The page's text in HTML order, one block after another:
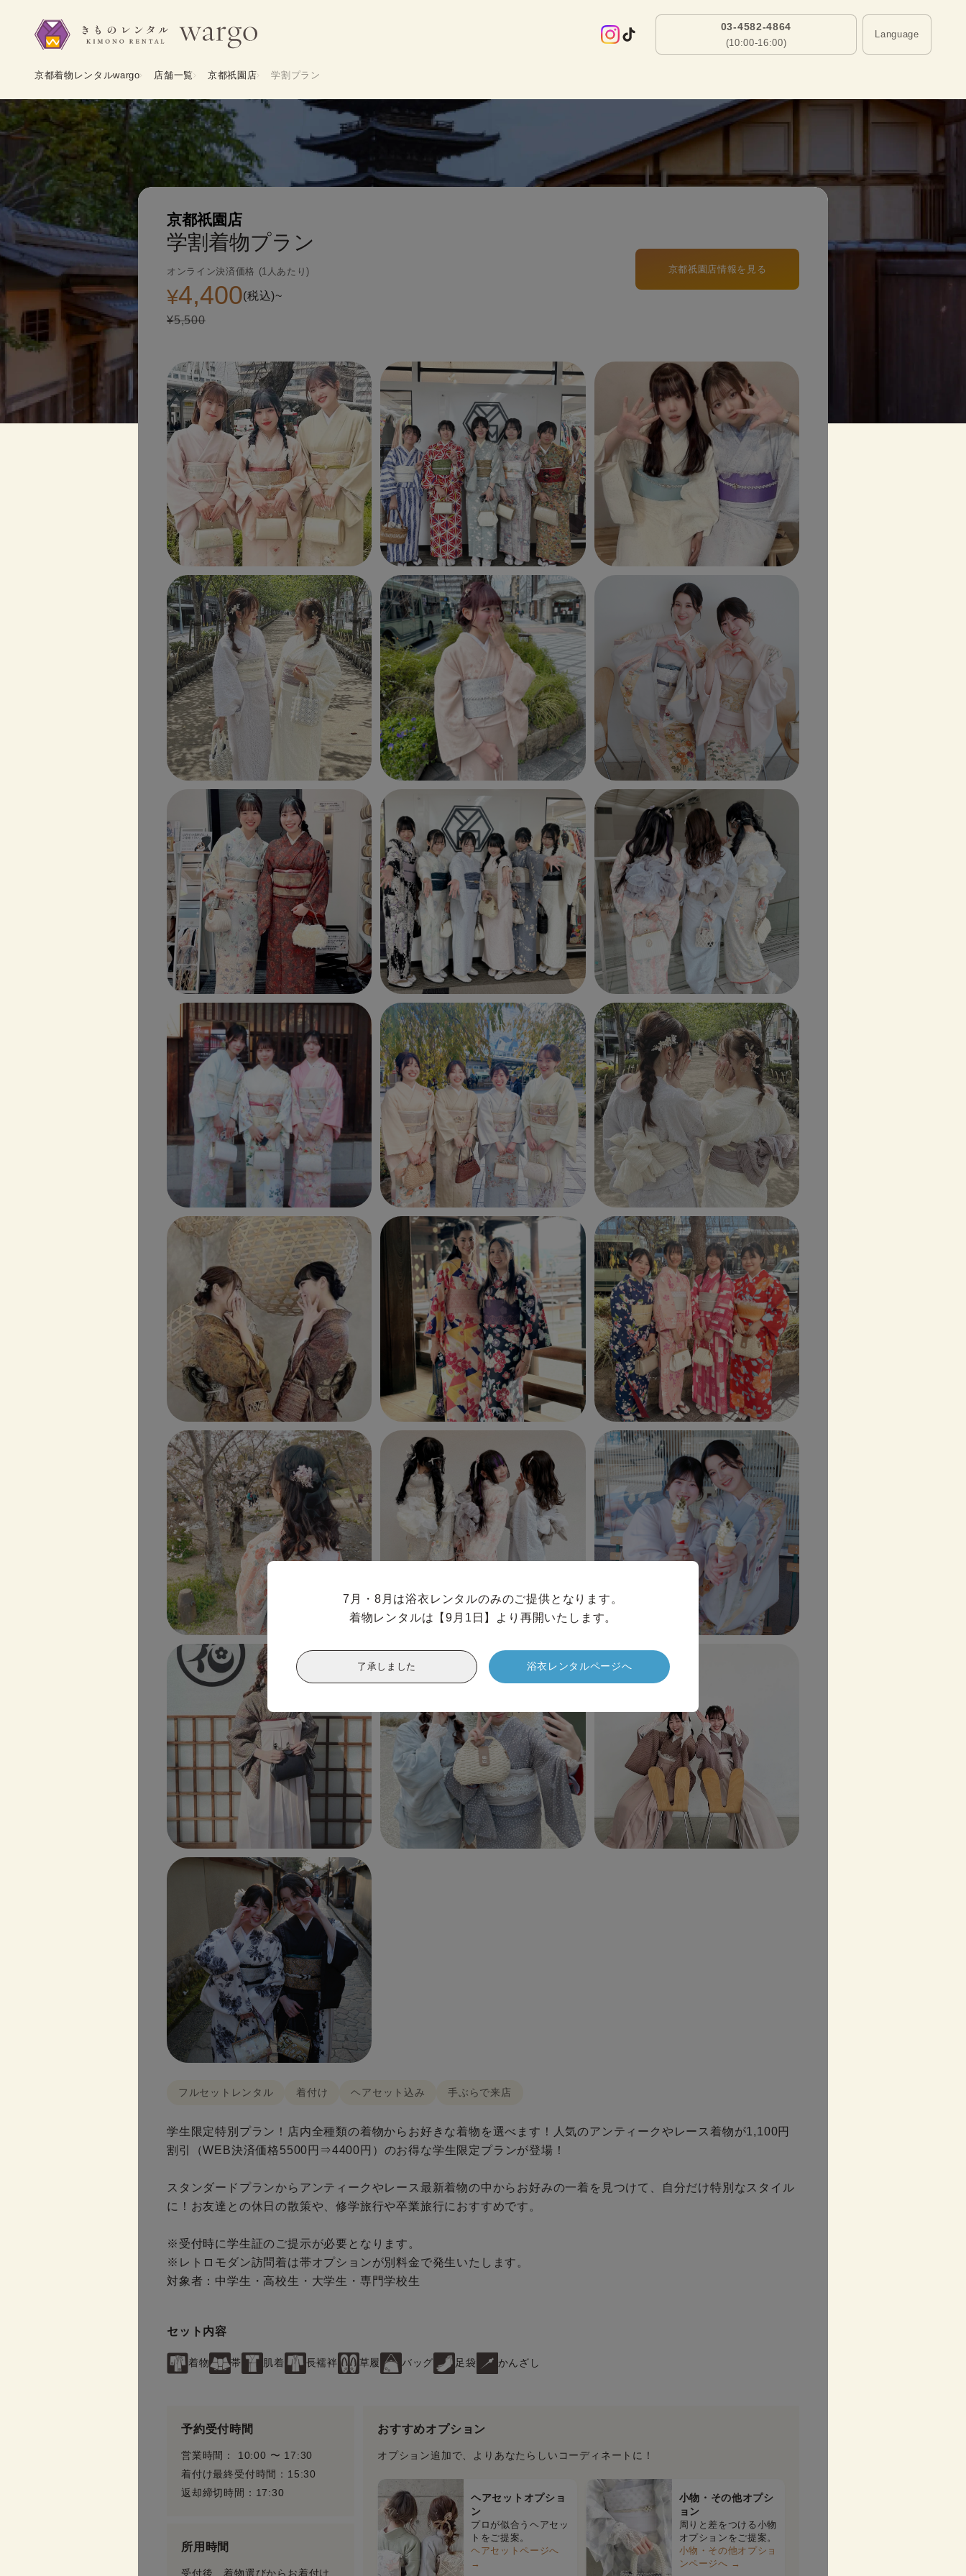
03-4582-4864
(10:00-16:00)
Language
京都着物レンタルwargo 店舗一覧 京都祇園店 学割プラン
7月・8月は浴衣レンタルのみのご提供となります。
着物レンタルは【9月1日】より再開いたします。
了承しました 浴衣レンタルページへ
学割着物プラン
京都祇園店
オンライン決済価格 (1人あたり)
¥4,400(税込)~
¥5,500
京都祇園店情報を見る
フルセットレンタル 着付け ヘアセット込み 手ぶらで来店
学生限定特別プラン！店内全種類の着物からお好きな着物を選べます！人気のアンティークやレース着物が1,100円
割引（WEB決済価格5500円⇒4400円）のお得な学生限定プランが登場！
スタンダードプランからアンティークやレース最新着物の中からお好みの一着を見つけて、自分だけ特別なスタイル
に！お友達との休日の散策や、修学旅行や卒業旅行におすすめです。
※受付時に学生証のご提示が必要となります。
※レトロモダン訪問着は帯オプションが別料金で発生いたします。
対象者：中学生・高校生・大学生・専門学校生
セット内容
着物 帯 肌着 長襦袢 草履 バッグ 足袋 かんざし
予約受付時間
営業時間： 10:00 〜 17:30
着付け最終受付時間：15:30
返却締切時間：17:30
所用時間
受付後、着物選びからお着付け
おすすめオプション
オプション追加で、よりあなたらしいコーディネートに！
ヘアセットオプショ
ン
プロが似合うヘアセッ
トをご提案。
ヘアセットページへ
→
小物・その他オプシ
ョン
周りと差をつける小物
オプションをご提案。
小物・その他オプショ
ンページへ →